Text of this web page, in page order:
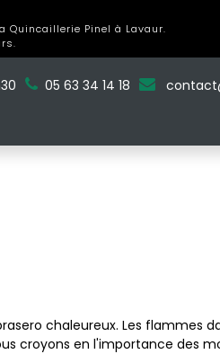
Quincaillerie Pinel à Lavaur.
05 63 34 14 18
chaleureux. Les flammes
croyons en l'importance des